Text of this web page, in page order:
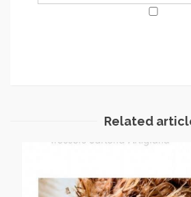
Related